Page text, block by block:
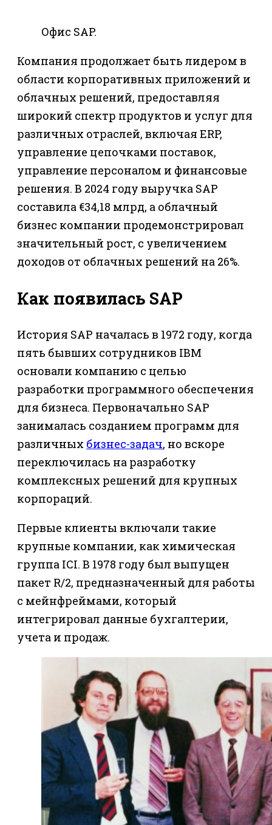
Офис SAP.
Компания продолжает быть лидером в
области корпоративных приложений и
облачных решений, предоставляя
широкий спектр продуктов и услуг для
различных отраслей, включая ERP,
управление цепочками поставок,
управление персоналом и финансовые
решения. В 2024 году выручка SAP
составила €34,18 млрд, а облачный
бизнес компании продемонстрировал
значительный рост, с увеличением
доходов от облачных решений на 26%.
Как появилась SAP
История SAP началась в 1972 году, когда
пять бывших сотрудников IBM
основали компанию с целью
разработки программного обеспечения
для бизнеса. Первоначально SAP
занималась созданием программ для
различных бизнес-задач, но вскоре
переключилась на разработку
комплексных решений для крупных
корпораций.
Первые клиенты включали такие
крупные компании, как химическая
группа ICI. В 1978 году был выпущен
пакет R/2, предназначенный для работы
с мейнфреймами, который
интегрировал данные бухгалтерии,
учета и продаж.